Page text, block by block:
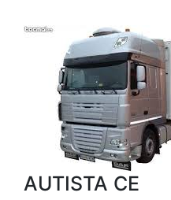
AUTISTA CE